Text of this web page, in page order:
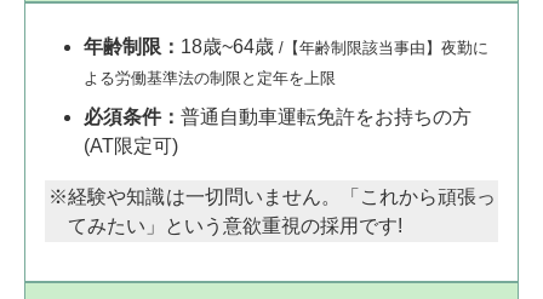
年齢制限： 18歳~64歳 /【年齢制限該当事由】夜勤に
よる労働基準法の制限と定年を上限
必須条件： 普通自動車運転免許をお持ちの方
(AT限定可)
経験や知識は一切問いません。「これから頑張っ
てみたい」という意欲重視の採用です!